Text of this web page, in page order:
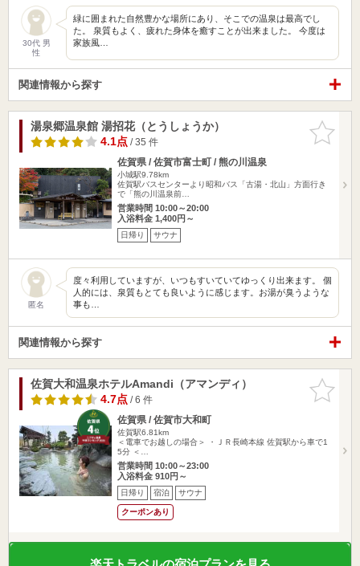
30代 男
性
緑に囲まれた自然豊かな場所にあり、そこでの温泉は最高でし
た。 泉質もよく、疲れた身体を癒すことが出来ました。 今度は
家族風…
関連情報から探す
お気に入
りに追加
湯泉郷温泉館 湯招花（とうしょうか）
4.1点/ 35 件
佐賀県 / 佐賀市富士町 / 熊の川温泉
小城駅9.78km
佐賀駅バスセンターより昭和バス「古湯・北山」方面行き
で「熊の川温泉前…
営業時間 10:00～20:00
入浴料金 1,400円～
日帰り サウナ
匿名
度々利用していますが、いつもすいていてゆっくり出来ます。 個
人的には、泉質もとても良いように感じます。お湯が臭うような
事も…
関連情報から探す
お気に入
りに追加
佐賀大和温泉ホテルAmandi（アマンディ）
4.7点/ 6 件
佐賀県 / 佐賀市大和町
佐賀駅6.81km
＜電車でお越しの場合＞ ・ＪＲ長崎本線 佐賀駅から車で1
5分 ＜…
営業時間 10:00～23:00
入浴料金 910円～
日帰り 宿泊 サウナ
クーポンあり